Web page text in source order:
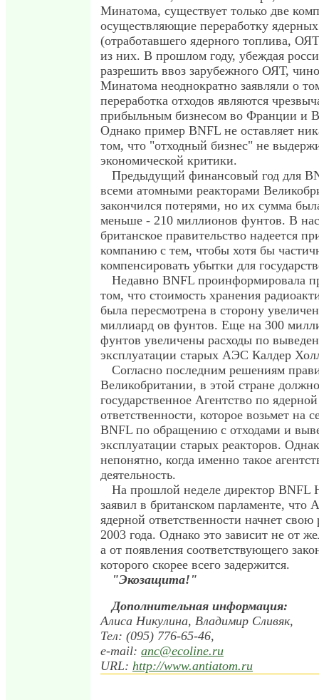
Минатома, существует только две
осуществляющие переработку
(отработавшего ядерного топлива,
из них. В прошлом году, убеждая
разрешить ввоз зарубежного ОЯТ,
Минатома неоднократно заявляли о
переработка отходов являются
прибыльным бизнесом во Франции и
Однако пример BNFL не оставляет
том, что "отходный бизнес" не
экономической критики.
Предыдущий финансовый год для
всеми атомными реакторами
закончился потерями, но их сумма
меньше - 210 миллионов фунтов. В
британское правительство надеется
компанию с тем, чтобы хотя бы
компенсировать убытки для
Недавно BNFL проинформировала
том, что стоимость хранения
была пересмотрена в сторону
миллиард ов фунтов. Еще на 300
фунтов увеличены расходы по
эксплуатации старых АЭС Калдер
Согласно последним решениям
Великобритании, в этой стране
государственное Агентство по ядерной
ответственности, которое возьмет на
BNFL по обращению с отходами и
эксплуатации старых реакторов.
непонятно, когда именно такое
деятельность.
На прошлой неделе директор BNFL
заявил в британском парламенте, что
ядерной ответственности начнет свою
2003 года. Однако это зависит не от
а от появления соответствующего
которого скорее всего задержится.
"Экозащита!"
Дополнительная информация:
Алиса Никулина, Владимир Сливяк,
Тел: (095) 776-65-46,
e-mail: anc@ecoline.ru
URL: http://www.antiatom.ru